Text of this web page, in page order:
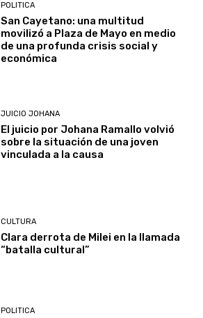
POLITICA
San Cayetano: una multitud
movilizó a Plaza de Mayo en medio
de una profunda crisis social y
económica
JUICIO JOHANA
El juicio por Johana Ramallo volvió
sobre la situación de una joven
vinculada a la causa
CULTURA
Clara derrota de Milei en la llamada
“batalla cultural”
POLITICA